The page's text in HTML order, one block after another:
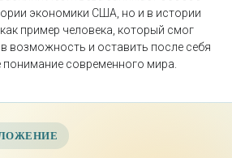
экономики США, но и в истории
пример человека, который смог
возможность и оставить после себя
понимание современного мира.